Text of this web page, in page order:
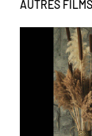
AUTRES